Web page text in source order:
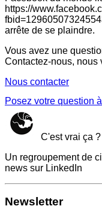
https://
arrête de se plaindre.
Vous avez une
Contactez-nous, nous
Nous contacter
Posez votre question à
C'est vrai ça ?
Un regroupement de
news sur LinkedIn
Newsletter